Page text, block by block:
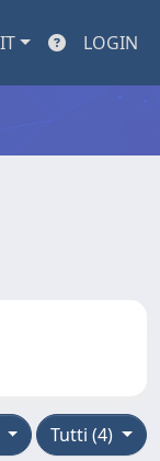
IT LOGIN
Tutti (4)